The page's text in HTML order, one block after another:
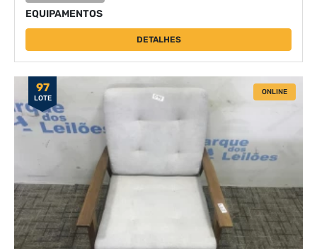
EQUIPAMENTOS
DETALHES
97
LOTE
ONLINE